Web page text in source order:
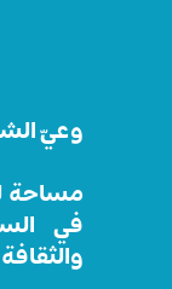
وعيّ
مساحة
في